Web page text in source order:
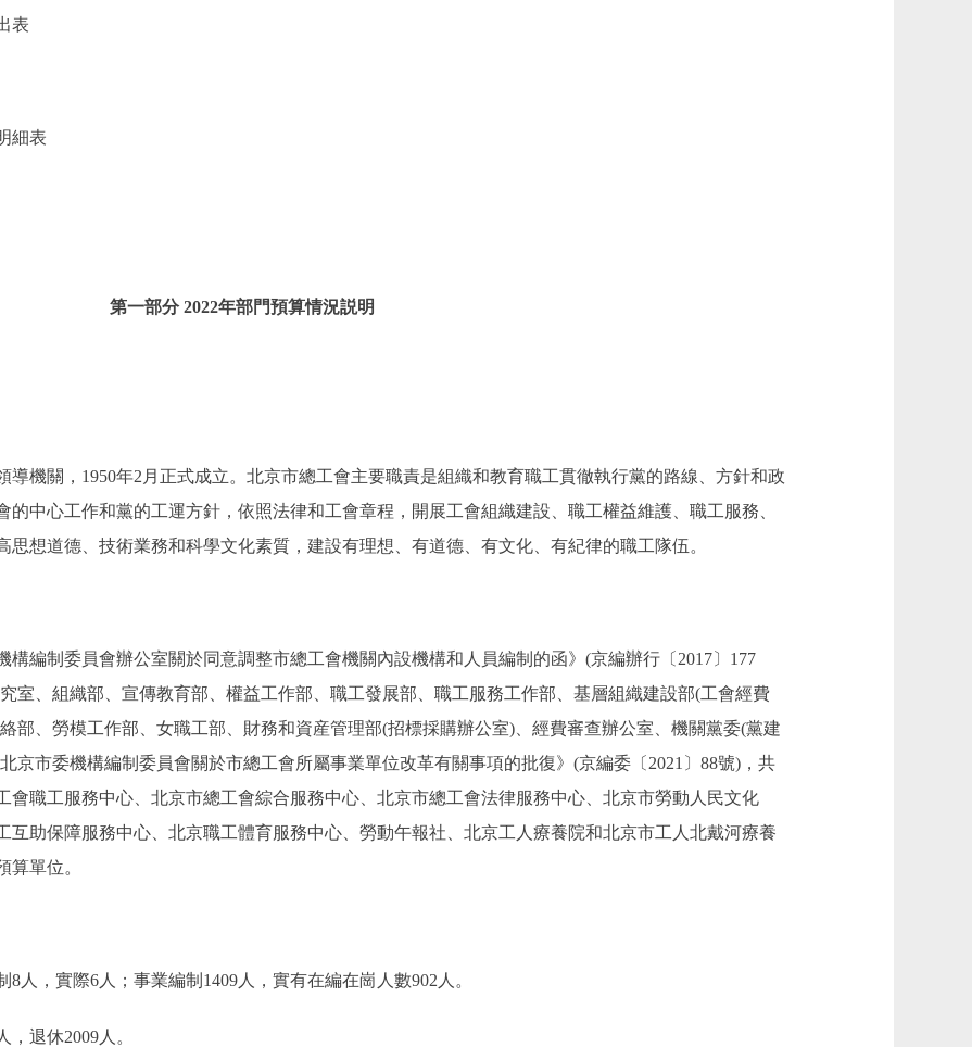
表
細表
第一部分 2022年部門預算情況説明
關，1950年2月正式成立。北京市總工會主要職責是組織和教育職工貫徹執行黨的路線、方針和政
中心工作和黨的工運方針，依照法律和工會章程，開展工會組織建設、職工權益維護、職工服務、
想道德、技術業務和科學文化素質，建設有理想、有道德、有文化、有紀律的職工隊伍。
編制委員會辦公室關於同意調整市總工會機關內設機構和人員編制的函》(京編辦行〔2017〕177
室、組織部、宣傳教育部、權益工作部、職工發展部、職工服務工作部、基層組織建設部(工會經費
部、勞模工作部、女職工部、財務和資産管理部(招標採購辦公室)、經費審查辦公室、機關黨委(黨建
京市委機構編制委員會關於市總工會所屬事業單位改革有關事項的批復》(京編委〔2021〕88號)，共
會職工服務中心、北京市總工會綜合服務中心、北京市總工會法律服務中心、北京市勞動人民文化
互助保障服務中心、北京職工體育服務中心、勞動午報社、北京工人療養院和北京市工人北戴河療養
算單位。
，實際6人；事業編制1409人，實有在編在崗人數902人。
退休2009人。